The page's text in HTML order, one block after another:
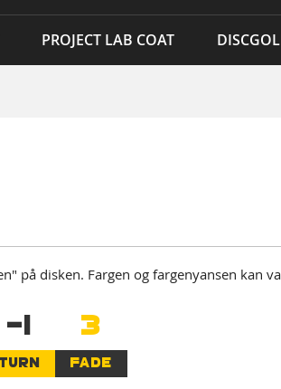
PROJECT LAB COAT
på disken. Fargen og fargenyansen kan
-1 3
FADE